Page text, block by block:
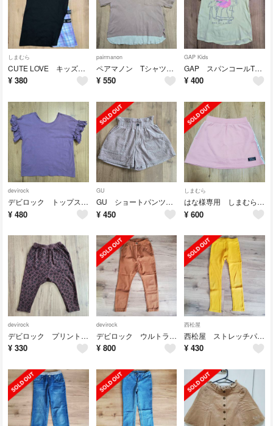
しまむら
CUTE LOVE キッズTシャツ 160
¥ 380
pairmanon
ペアマノン Tシャツ 140
¥ 550
GAP Kids
GAP スパンコールTシャツ 140
¥ 400
devirock
デビロック トップス 150
¥ 480
GU
GU ショートパンツ 150
¥ 450
しまむら
はな様専用 しまむら RICCARICCAインナー付スカート 140 2枚セット
¥ 600
devirock
デビロック プリント裏シャギーサルエルパンツ 100 モカ
¥ 330
devirock
デビロック ウルトラストレッチパンツ 140
¥ 800
西松屋
西松屋 ストレッチパンツ 130
¥ 430